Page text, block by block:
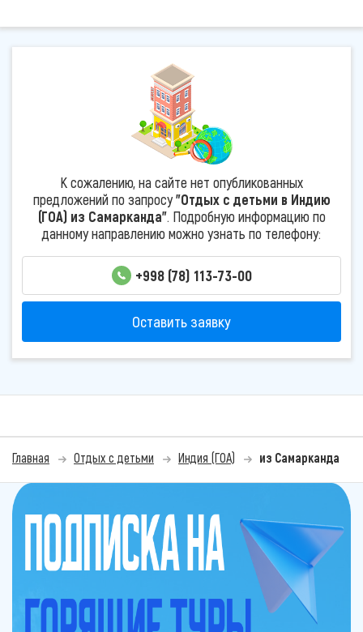
К сожалению, на сайте нет опубликованных
предложений по запросу"Отдых с детьми в Индию
(ГОА) из Самарканда". Подробную информацию по
данному направлению можно узнать по телефону:
+998 (78) 113-73-00
Оставить заявку
Главная Отдых с детьми Индия (ГОА) из Самарканда